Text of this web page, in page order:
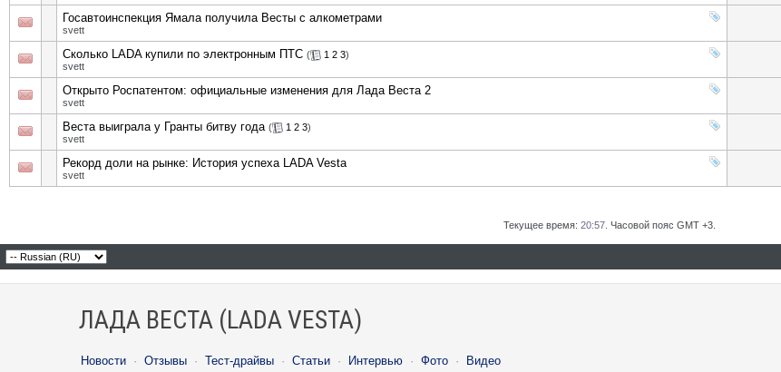
Госавтоинспекция Ямала получила Весты с алкометрами
svett
Сколько LADA купили по электронным ПТС ( 1 2 3)
svett
Открыто Роспатентом: официальные изменения для Лада Веста 2
svett
Веста выиграла у Гранты битву года ( 1 2 3)
svett
Рекорд доли на рынке: История успеха LADA Vesta
svett
Текущее время: 20:57 . Часовой пояс GMT +3.
ЛАДА ВЕСТА (LADA VESTA)
Новости · Отзывы · Тест-драйвы · Статьи · Интервью · Фото · Видео